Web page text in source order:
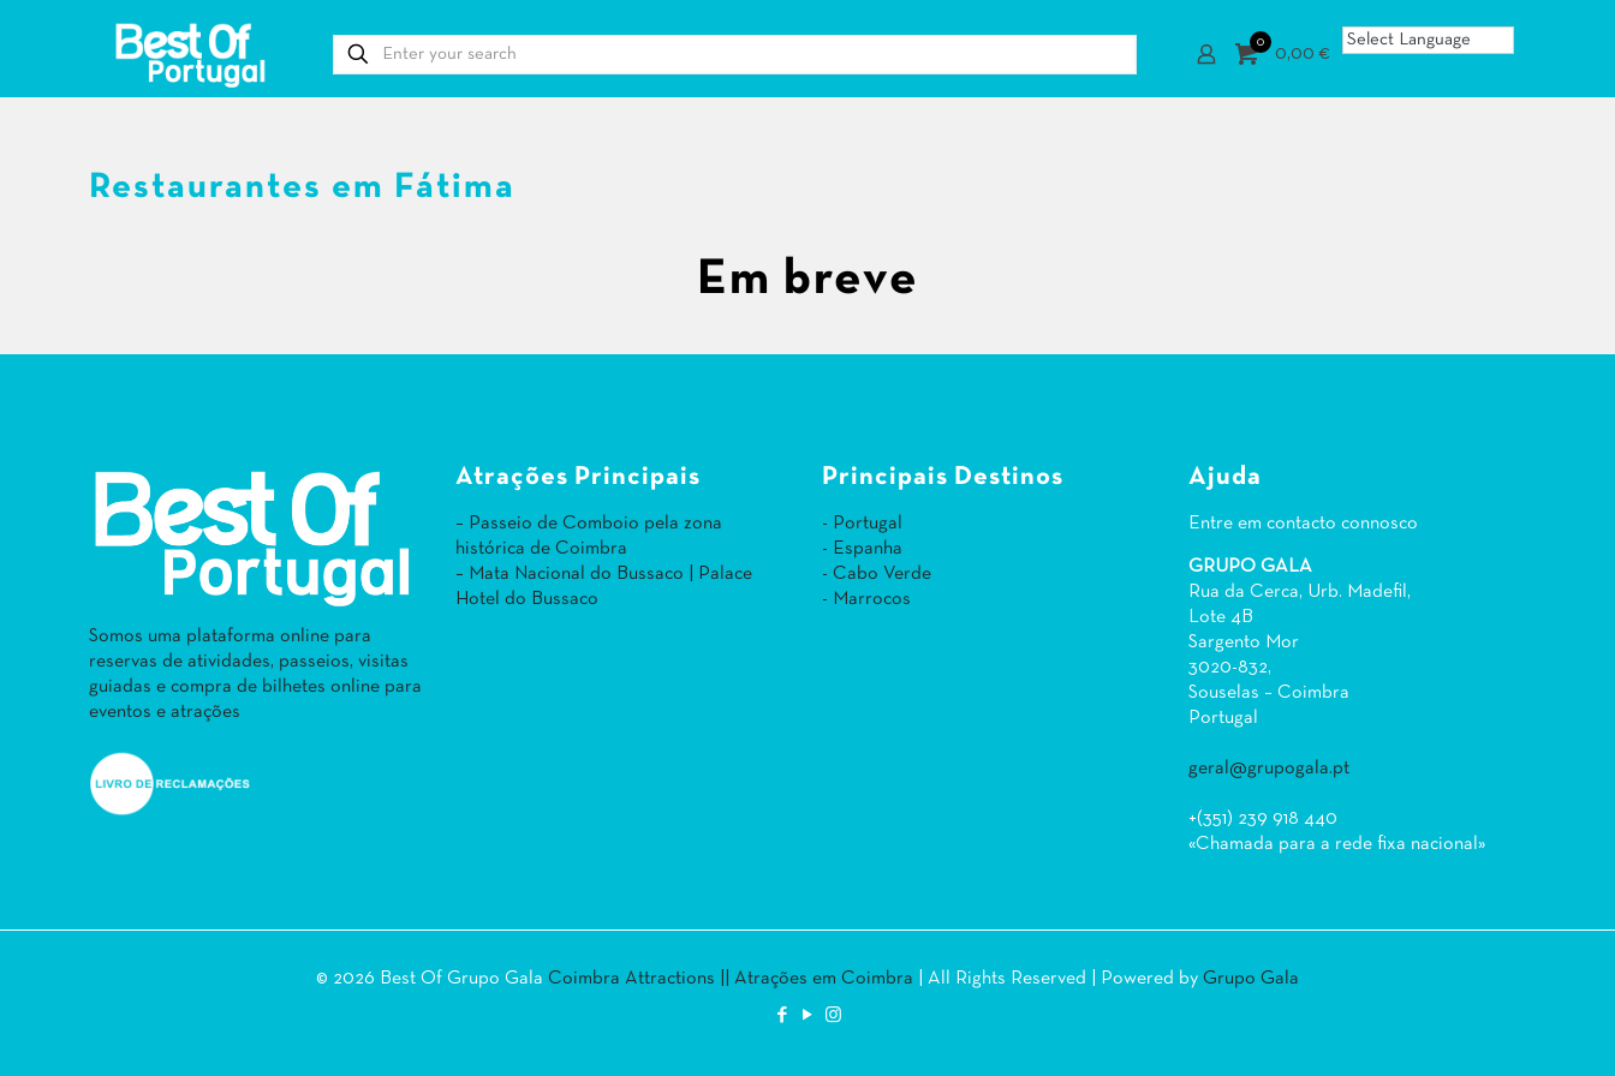
0
0,00 €
Restaurantes em Fátima
Em breve
Somos uma plataforma online para
reservas de atividades, passeios, visitas
guiadas e compra de bilhetes online para
eventos e atrações
Atrações Principais
– Passeio de Comboio pela zona
histórica de Coimbra
– Mata Nacional do Bussaco | Palace
Hotel do Bussaco
Principais Destinos
- Portugal
- Espanha
- Cabo Verde
- Marrocos
Ajuda
Entre em contacto connosco
GRUPO GALA
Rua da Cerca, Urb. Madefil,
Lote 4B
Sargento Mor
3020-832,
Souselas – Coimbra
Portugal
geral@grupogala.pt
+(351) 239 918 440
«Chamada para a rede fixa nacional»
© 2026 Best Of Grupo Gala Coimbra Attractions || Atrações em Coimbra | All Rights Reserved | Powered by Grupo Gala